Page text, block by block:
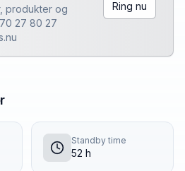
produkter og
27 80 27
Ring nu
Standby time
52 h